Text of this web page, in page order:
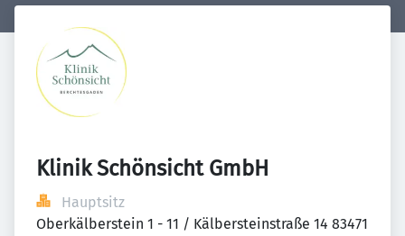
Klinik Schönsicht GmbH
Hauptsitz
Oberkälberstein 1 - 11 / Kälbersteinstraße 14 83471